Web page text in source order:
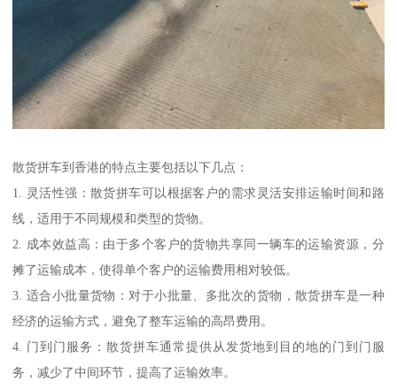
散货拼车到香港的特点主要包括以下几点：
1. 灵活性强：散货拼车可以根据客户的需求灵活安排运输时间和路
线，适用于不同规模和类型的货物。
2. 成本效益高：由于多个客户的货物共享同一辆车的运输资源，分
摊了运输成本，使得单个客户的运输费用相对较低。
3. 适合小批量货物：对于小批量、多批次的货物，散货拼车是一种
经济的运输方式，避免了整车运输的高昂费用。
4. 门到门服务：散货拼车通常提供从发货地到目的地的门到门服
务，减少了中间环节，提高了运输效率。